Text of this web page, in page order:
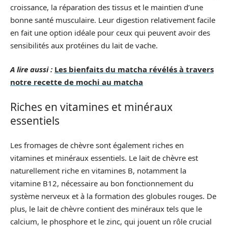
croissance, la réparation des tissus et le maintien d’une
bonne santé musculaire. Leur digestion relativement facile
en fait une option idéale pour ceux qui peuvent avoir des
sensibilités aux protéines du lait de vache.
A lire aussi : Les bienfaits du matcha révélés à travers
notre recette de mochi au matcha
Riches en vitamines et minéraux
essentiels
Les fromages de chèvre sont également riches en
vitamines et minéraux essentiels. Le lait de chèvre est
naturellement riche en vitamines B, notamment la
vitamine B12, nécessaire au bon fonctionnement du
système nerveux et à la formation des globules rouges. De
plus, le lait de chèvre contient des minéraux tels que le
calcium, le phosphore et le zinc, qui jouent un rôle crucial